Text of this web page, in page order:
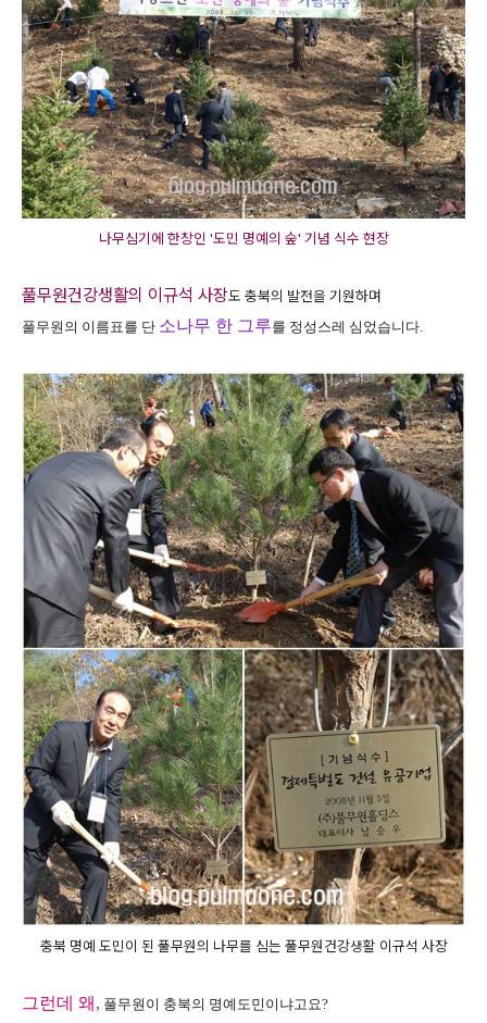
나무심기에 한창인 '도민 명예의 숲' 기념 식수 현장
풀무원건강생활의 이규석 사장도 충북의 발전을 기원하며
풀무원의 이름표를 단 소나무 한 그루를 정성스레 심었습니다.
충북 명예 도민이 된 풀무원의 나무를 심는 풀무원건강생활 이규석 사장
그런데 왜, 풀무원이 충북의 명예도민이냐고요?